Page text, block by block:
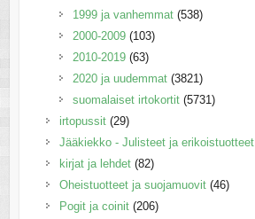
1999 ja vanhemmat (538)
2000-2009 (103)
2010-2019 (63)
2020 ja uudemmat (3821)
suomalaiset irtokortit (5731)
irtopussit (29)
Jääkiekko - Julisteet ja erikoistuotteet
kirjat ja lehdet (82)
Oheistuotteet ja suojamuovit (46)
Pogit ja coinit (206)